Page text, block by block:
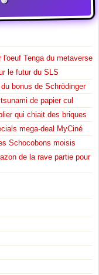
l'oeuf Tenga du metaverse
le futur du SLS
bonus de Schrödinger
de papier cul
qui chiait des briques
mega-deal MyCiné
Schocobons moisis
de la rave partie pour